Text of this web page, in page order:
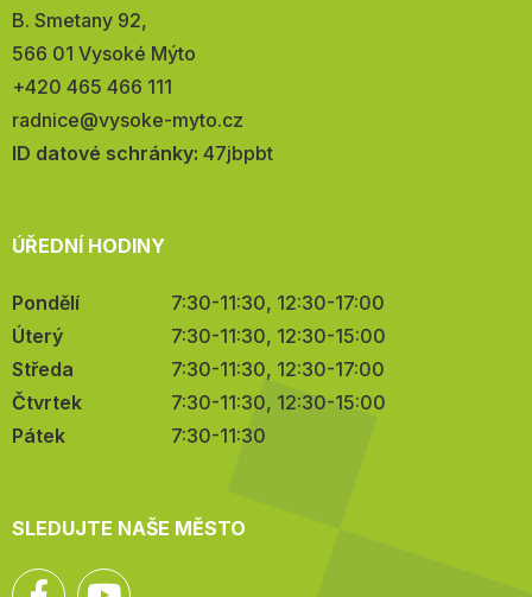
Adresa:
B. Smetany 92,
566 01 Vysoké Mýto
Telefon:
+420 465 466 111
E-
mail:
radnice@vysoke-myto.cz
ID datové schránky: 47jbpbt
ÚŘEDNÍ HODINY
Pondělí
7:30-11:30, 12:30-17:00
Úterý
7:30-11:30, 12:30-15:00
Středa
7:30-11:30, 12:30-17:00
Čtvrtek
7:30-11:30, 12:30-15:00
Pátek
7:30-11:30
SLEDUJTE NAŠE MĚSTO